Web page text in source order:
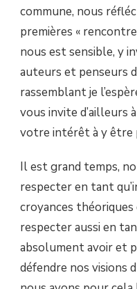
commune, nous
premières «
nous est sensible, y
auteurs et penseurs
rassemblant je
vous invite d’ailleurs
votre intérêt à y être
Il est grand temps,
respecter en tant
croyances théoriques
respecter aussi en
absolument avoir et
défendre nos visions